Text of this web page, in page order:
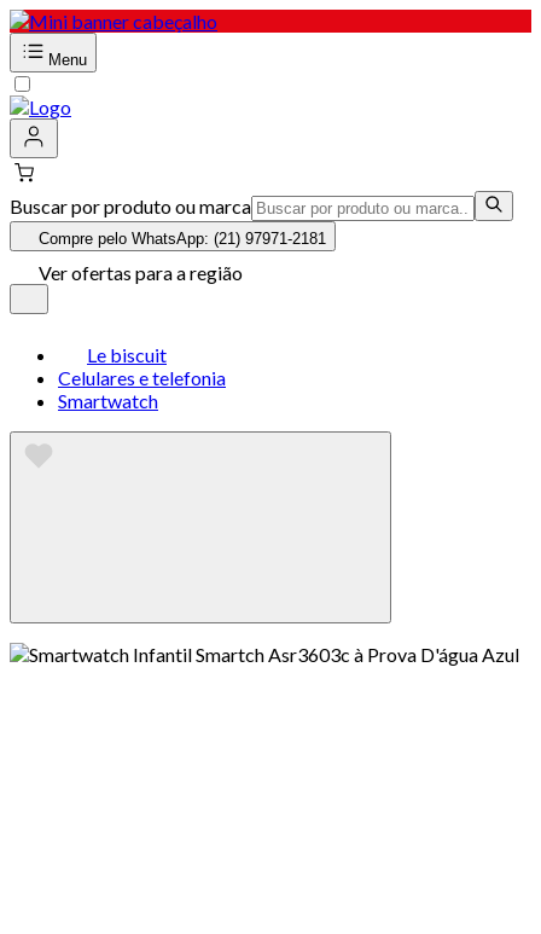
Menu
Buscar por produto ou marca
Compre pelo WhatsApp: (21) 97971-2181
Ver ofertas para a região
Le biscuit
Celulares e telefonia
Smartwatch